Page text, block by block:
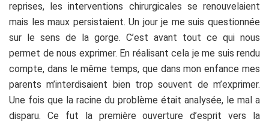
reprises, les interventions chirurgicales se renouvelaient
mais les maux persistaient. Un jour je me suis questionnée
sur le sens de la gorge. C’est avant tout ce qui nous
permet de nous exprimer. En réalisant cela je me suis rendu
compte, dans le même temps, que dans mon enfance mes
parents m’interdisaient bien trop souvent de m’exprimer.
Une fois que la racine du problème était analysée, le mal a
disparu. Ce fut la première ouverture d’esprit vers la